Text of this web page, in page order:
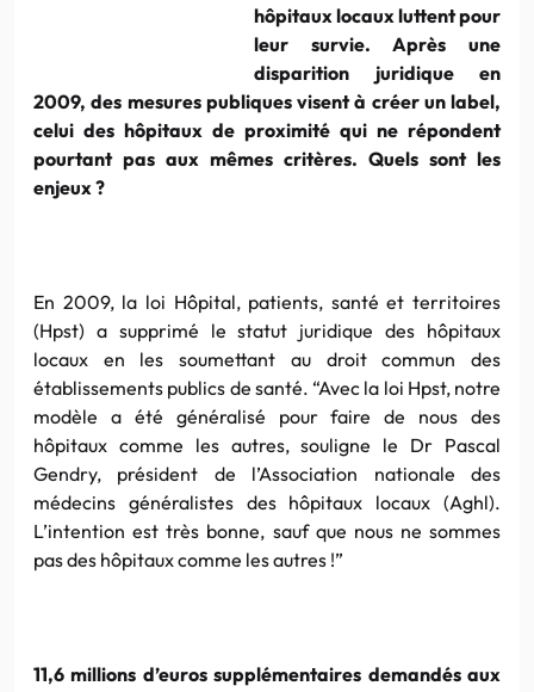
hôpitaux locaux luttent pour
leur survie. Après une
disparition juridique en
2009, des mesures publiques visent à créer un label,
celui des hôpitaux de proximité qui ne répondent
pourtant pas aux mêmes critères. Quels sont les
enjeux ?
En 2009, la loi Hôpital, patients, santé et territoires
(Hpst) a supprimé le statut juridique des hôpitaux
locaux en les soumettant au droit commun des
établissements publics de santé. “Avec la loi Hpst, notre
modèle a été généralisé pour faire de nous des
hôpitaux comme les autres, souligne le Dr Pascal
Gendry, président de l’Association nationale des
médecins généralistes des hôpitaux locaux (Aghl).
L’intention est très bonne, sauf que nous ne sommes
pas des hôpitaux comme les autres !”
11,6 millions d’euros supplémentaires demandés aux